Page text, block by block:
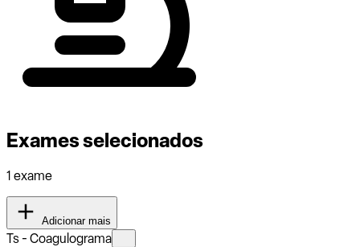
Exames selecionados
1 exame
Adicionar mais
Ts - Coagulograma